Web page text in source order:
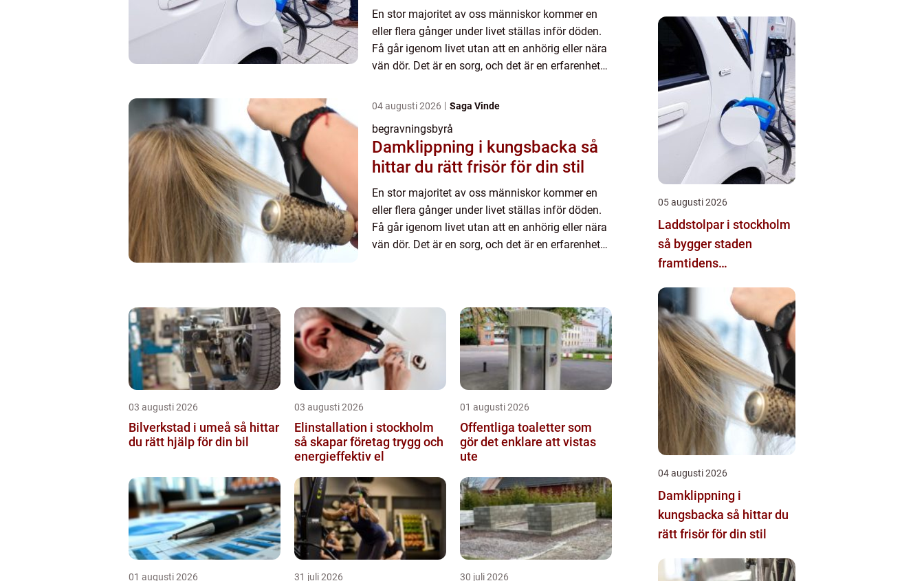
En stor majoritet av oss människor kommer en
eller flera gånger under livet ställas inför döden.
Få går igenom livet utan att en anhörig eller nära
vän dör. Det är en sorg, och det är en erfarenhet
man ä...
04 augusti 2026 Saga Vinde
begravningsbyrå
Damklippning i kungsbacka så
hittar du rätt frisör för din stil
En stor majoritet av oss människor kommer en
eller flera gånger under livet ställas inför döden.
Få går igenom livet utan att en anhörig eller nära
vän dör. Det är en sorg, och det är en erfarenhet
03 augusti 2026
Bilverkstad i umeå så hittar
du rätt hjälp för din bil
03 augusti 2026
Elinstallation i stockholm
så skapar företag trygg och
energieffektiv el
01 augusti 2026
Offentliga toaletter som
gör det enklare att vistas
ute
01 augusti 2026 31 juli 2026 30 juli 2026
05 augusti 2026
Laddstolpar i stockholm
så bygger staden
framtidens
04 augusti 2026
Damklippning i
kungsbacka så hittar du
rätt frisör för din stil